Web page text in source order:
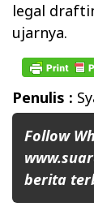
legal
ujarnya.
Penulis :
Follow
berita